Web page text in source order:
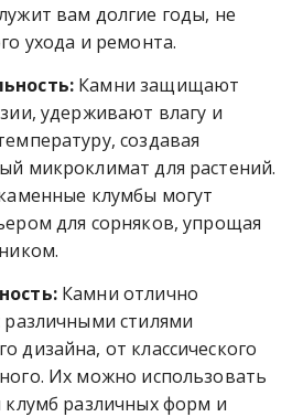
вам долгие годы, не
ухода и ремонта.
Камни защищают
удерживают влагу и
создавая
микроклимат для растений.
клумбы могут
для сорняков, упрощая
Камни отлично
различными стилями
дизайна, от классического
Их можно использовать
клумб различных форм и